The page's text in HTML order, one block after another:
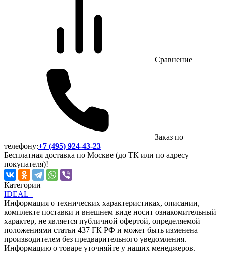
Сравнение
Заказ по
телефону:+7 (495) 924-43-23
Бесплатная доставка по Москве (до ТК или по адресу
покупателя)!
Категории
IDEAL+
Информация о технических характеристиках, описании,
комплекте поставки и внешнем виде носит ознакомительный
характер, не является публичной офертой, определяемой
положениями статьи 437 ГК РФ и может быть изменена
производителем без предварительного уведомления.
Информацию о товаре уточняйте у наших менеджеров.